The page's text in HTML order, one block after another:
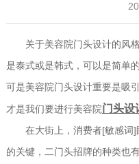
关于美容院门头设计的风格
是泰式或是韩式，可以是简单
可是美容院门头设计重要是吸
才是我们要进行美容院门头设
在大街上，消费者[敏感词]
的关键，二门头招牌的种类也